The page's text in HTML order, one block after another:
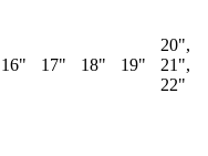
16" 17" 18" 19"
20",
21",
22"